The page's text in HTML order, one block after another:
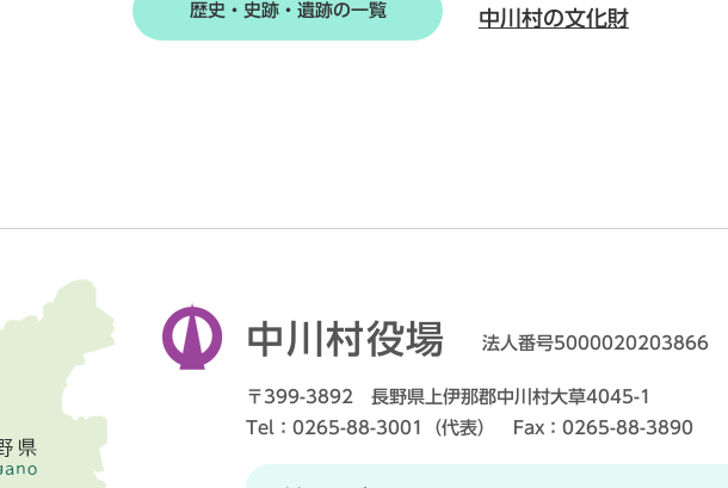
歴史・史跡・遺跡の一覧
中川村の文化財
中川村役場 法人番号5000020203866
〒399-3892 長野県上伊那郡中川村大草4045-1
Tel：0265-88-3001（代表） Fax：0265-88-3890